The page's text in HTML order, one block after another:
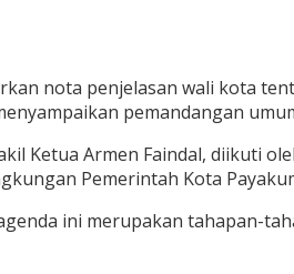
nota penjelasan wali kota
pemandangan
Ketua Armen Faindal, diikuti
Pemerintah Kota
ini merupakan tahapan-